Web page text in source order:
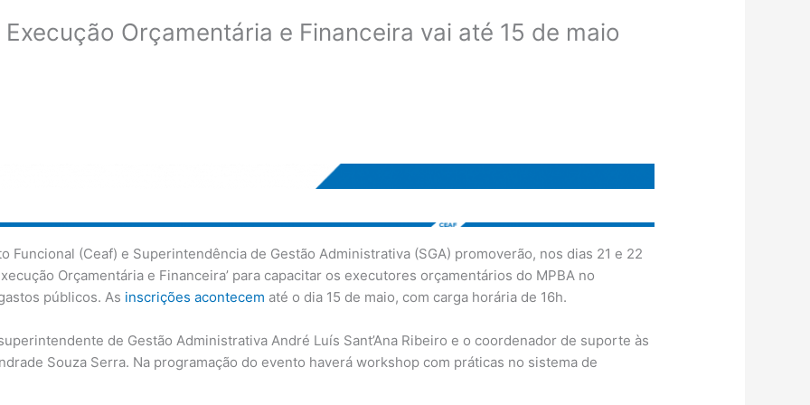
Orçamentária e Financeira vai até 15 de maio
Funcional (Ceaf) e Superintendência de Gestão Administrativa (SGA) promoverão, nos dias 21 e 22
Orçamentária e Financeira’ para capacitar os executores orçamentários do MPBA no
públicos. As inscrições acontecem até o dia 15 de maio, com carga horária de 16h.
de Gestão Administrativa André Luís Sant’Ana Ribeiro e o coordenador de suporte às
Souza Serra. Na programação do evento haverá workshop com práticas no sistema de